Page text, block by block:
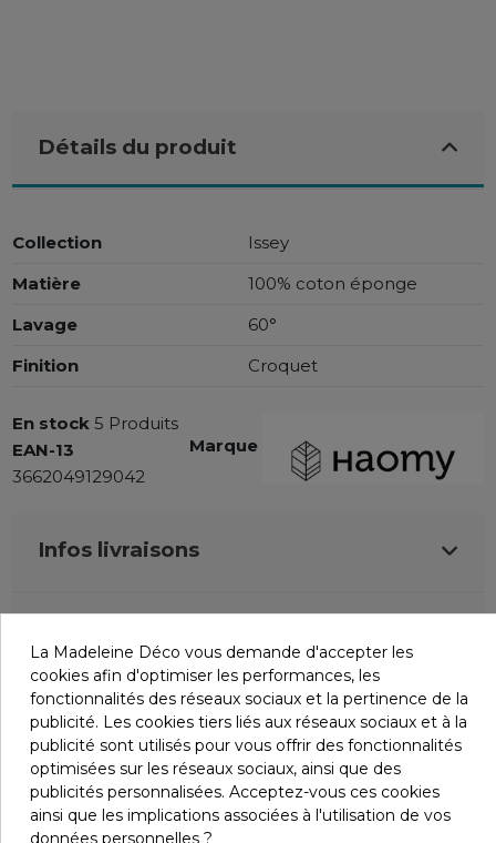
Détails du produit
Collection
Issey
Matière
100% coton éponge
Lavage
60°
Finition
Croquet
Marque
En stock 5 Produits
EAN-13
3662049129042
Infos livraisons
Avis (0)
Vous aimerez aussi
La Madeleine Déco vous demande d'accepter les
cookies afin d'optimiser les performances, les
fonctionnalités des réseaux sociaux et la pertinence de la
publicité. Les cookies tiers liés aux réseaux sociaux et à la
publicité sont utilisés pour vous offrir des fonctionnalités
optimisées sur les réseaux sociaux, ainsi que des
publicités personnalisées. Acceptez-vous ces cookies
ainsi que les implications associées à l'utilisation de vos
données personnelles ?